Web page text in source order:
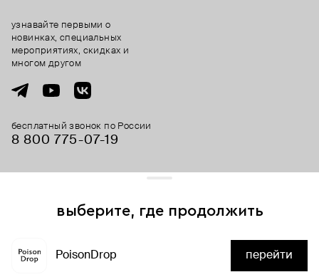
бесплатный звонок по России
8 800 775⁠-07⁠-19
узнавайте первыми о
новинках, специальных
мероприятиях, скидках и
многом другом
выберите, где продолжить
PoisonDrop перейти
и сервисы аналитики. Продолжая его использование,
вы соглашаетесь с нашим